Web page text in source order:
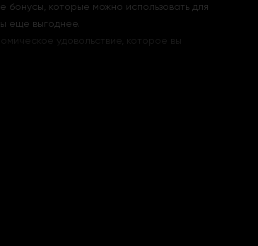
которые можно использовать для
еще выгоднее.
удовольствие, которое вы